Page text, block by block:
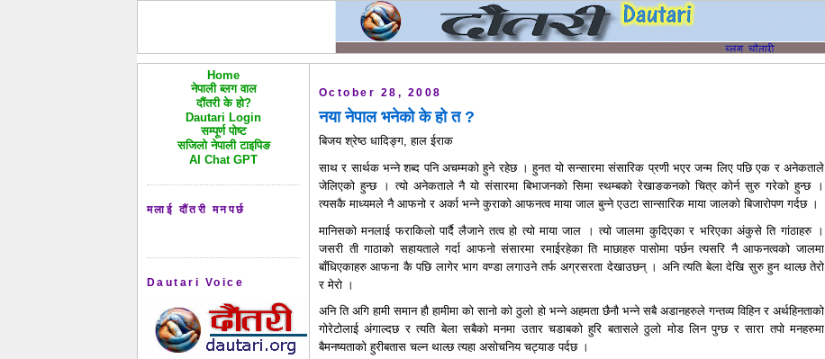
Home
नेपाली ब्लग वाल
दौंतरी के हो?
Dautari Login
सम्पूर्ण पोष्ट
सजिलो नेपाली टाइपिङ
AI Chat GPT
मलाई दौंतरी मनपर्छ
Dautari Voice
October 28, 2008
नया नेपाल भनेको के हो त ?
बिजय श्रेष्ठ धादिङ्ग, हाल ईराक
साथ र सार्थक भन्ने शब्द पनि अचम्मको हुने रहेछ । हुनत यो सन्सारमा संसारिक प्रणी भएर जन्म लिए पछि एक र अनेकताले
जेलिएको हुन्छ । त्यो अनेकताले नै यो संसारमा बिभाजनको सिमा स्थम्बको रेखाङकनको चित्र कोर्न सुरु गरेको हुन्छ ।
त्यसकै माध्यमले नै आफनो र अर्का भन्ने कुराको आफनत्व माया जाल बुन्ने एउटा सान्सारिक माया जालको बिजारोपण गर्दछ ।
मानिसको मनलाई फराकिलो पार्दै लैजाने तत्व हो त्यो माया जाल । त्यो जालमा कुदिएका र भरिएका अंकुसे ति गांठाहरु ।
जसरी ती गाठाको सहायताले गर्दा आफनो संसारमा रमाईरहेका ति माछाहरु पासोमा पर्छन त्यसरि नै आफनत्वको जालमा
बाँधिएकाहरु आफना कै पछि लागेर भाग वण्डा लगाउने तर्फ अग्रसरता देखाउछन् । अनि त्यति बेला देखि सुरु हुन थाल्छ तेरो
र मेरो ।
अनि ति अगि हामी समान हौ हामीमा को सानो को ठुलो हो भन्ने अहमता छैनौ भन्ने सबै अडानहरुले गन्तव्य विहिन र अर्थहिनताको
गोरेटोलाई अंगाल्दछ र त्यति बेला सबैको मनमा उतार चडाबको हुरि बतासले ठुलो मोड लिन पुग्छ र सारा तपो मनहरुमा
बैमनष्यताको हुरीबतास चल्न थाल्छ त्यहा असोचनिय चट्याङ पर्दछ ।